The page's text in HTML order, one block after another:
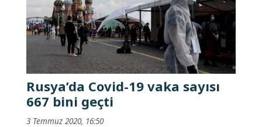
Rusya’da Covid-19 vaka sayısı
667 bini geçti
3 Temmuz 2020, 16:50